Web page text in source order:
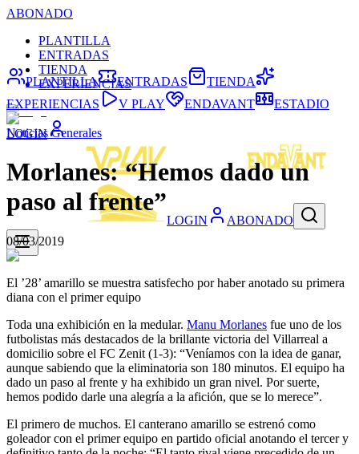
ABONADO
PLANTILLA
ENTRADAS
TIENDA
EXPERIENCIAS
LOGIN
LOGIN ABONADO
PLANTILLA ENTRADAS
TIENDA
EXPERIENCIAS
V PLAY ENDAVANT ESTADIO
Noticias Generales
Morlanes: “Hemos dado un
paso al frente”
08/03/2019
El ’28’ amarillo se muestra satisfecho por haber anotado su primera
diana con el primer equipo
Toda una exhibición en la medular. Manu Morlanes fue uno de los
futbolistas más destacados de la brillante victoria del Villarreal a
domicilio sobre el FC Zenit (1-3): “Veníamos con la idea de ganar,
aunque sabiendo que la eliminatoria son 180 minutos. El equipo ha
dado un paso al frente y ha exhibido un gran nivel. Por suerte,
hemos podido darle una alegría a la afición, que se lo merece”.
El primero de muchos. El canterano amarillo se estrenó como
goleador con el primer equipo en partido oficial anotando el tercer y